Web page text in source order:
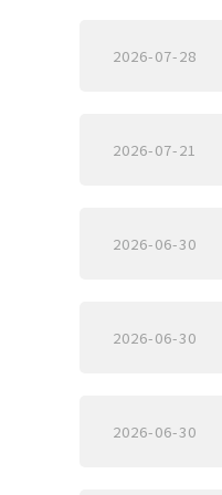
2026-07-28
2026-07-21
2026-06-30
2026-06-30
2026-06-30